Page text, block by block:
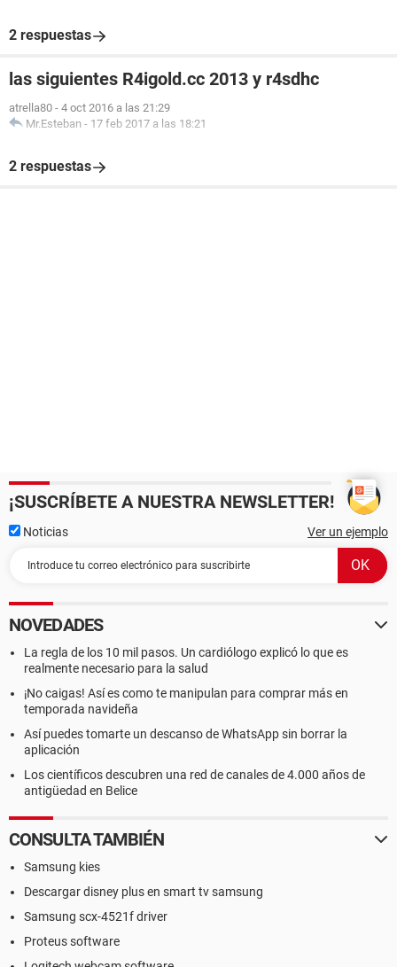
2 respuestas
las siguientes R4igold.cc 2013 y r4sdhc
atrella80 - 4 oct 2016 a las 21:29
Mr.Esteban - 17 feb 2017 a las 18:21
2 respuestas
¡SUSCRÍBETE A NUESTRA NEWSLETTER!
Noticias Ver un ejemplo
NOVEDADES
La regla de los 10 mil pasos. Un cardiólogo explicó lo que es
realmente necesario para la salud
¡No caigas! Así es como te manipulan para comprar más en
temporada navideña
Así puedes tomarte un descanso de WhatsApp sin borrar la
aplicación
Los científicos descubren una red de canales de 4.000 años de
antigüedad en Belice
CONSULTA TAMBIÉN
Samsung kies
Descargar disney plus en smart tv samsung
Samsung scx-4521f driver
Proteus software